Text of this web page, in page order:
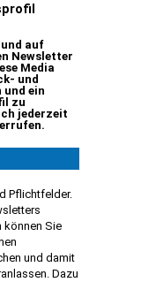
auf
Newsletter
Media
und
und ein
zu
jederzeit
Pflichtfelder.
können Sie
und damit
Dazu